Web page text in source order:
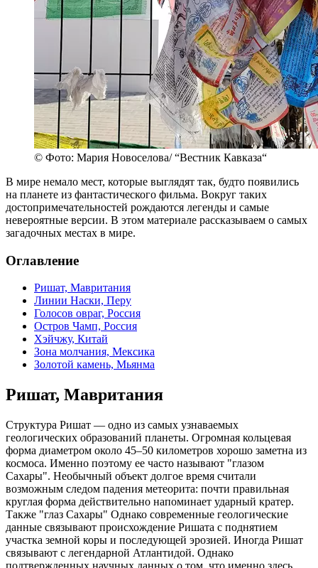
© Фото: Мария Новоселова/ “Вестник Кавказа“
В мире немало мест, которые выглядят так, будто появились
на планете из фантастического фильма. Вокруг таких
достопримечательностей рождаются легенды и самые
невероятные версии. В этом материале рассказываем о самых
загадочных местах в мире.
Оглавление
Ришат, Мавритания
Линии Наски, Перу
Голосов овраг, Россия
Остров Чамп, Россия
Хэйчжу, Китай
Зона молчания, Мексика
Золотой камень, Мьянма
Ришат, Мавритания
Структура Ришат — одно из самых узнаваемых
геологических образований планеты. Огромная кольцевая
форма диаметром около 45–50 километров хорошо заметна из
космоса. Именно поэтому ее часто называют "глазом
Сахары". Необычный объект долгое время считали
возможным следом падения метеорита: почти правильная
круглая форма действительно напоминает ударный кратер.
Также "глаз Сахары" Однако современные геологические
данные связывают происхождение Ришата с поднятием
участка земной коры и последующей эрозией. Иногда Ришат
связывают с легендарной Атлантидой. Однако